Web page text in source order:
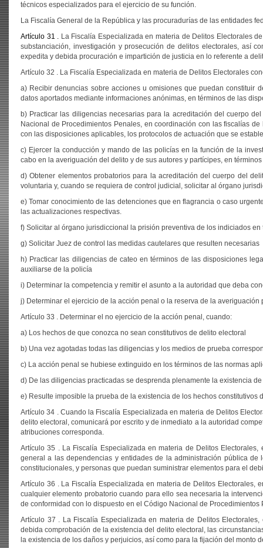
técnicos especializados para el ejercicio de su función.
La Fiscalía General de la República y las procuradurías de las entidades
Artículo 31 . La Fiscalía Especializada en materia de Delitos Electorales
substanciación, investigación y prosecución de delitos electorales, así
expedita y debida procuración e impartición de justicia en lo referente a
Artículo 32 . La Fiscalía Especializada en materia de Delitos Electorales
a) Recibir denuncias sobre acciones u omisiones que puedan constituir
datos aportados mediante informaciones anónimas, en términos de las
b) Practicar las diligencias necesarias para la acreditación del cuerpo
Nacional de Procedimientos Penales, en coordinación con las fiscalías
con las disposiciones aplicables, los protocolos de actuación que se
c) Ejercer la conducción y mando de las policías en la función de la
cabo en la averiguación del delito y de sus autores y partícipes, en
d) Obtener elementos probatorios para la acreditación del cuerpo del
voluntaria y, cuando se requiera de control judicial, solicitar al órgano
e) Tomar conocimiento de las detenciones que en flagrancia o caso
las actualizaciones respectivas.
f) Solicitar al órgano jurisdiccional la prisión preventiva de los indiciados
g) Solicitar Juez de control las medidas cautelares que resulten necesarias
h) Practicar las diligencias de cateo en términos de las disposiciones
auxiliarse de la policía
i) Determinar la competencia y remitir el asunto a la autoridad que deba
j) Determinar el ejercicio de la acción penal o la reserva de la
Artículo 33 . Determinar el no ejercicio de la acción penal, cuando:
a) Los hechos de que conozca no sean constitutivos de delito electoral
b) Una vez agotadas todas las diligencias y los medios de prueba
c) La acción penal se hubiese extinguido en los términos de las normas
d) De las diligencias practicadas se desprenda plenamente la existencia
e) Resulte imposible la prueba de la existencia de los hechos
Artículo 34 . Cuando la Fiscalía Especializada en materia de Delitos
delito electoral, comunicará por escrito y de inmediato a la autoridad
atribuciones corresponda.
Artículo 35 . La Fiscalía Especializada en materia de Delitos
general a las dependencias y entidades de la administración pública
constitucionales, y personas que puedan suministrar elementos para el
Artículo 36 . La Fiscalía Especializada en materia de Delitos Electorales,
cualquier elemento probatorio cuando para ello sea necesaria la
de conformidad con lo dispuesto en el Código Nacional de
Artículo 37 . La Fiscalía Especializada en materia de Delitos
debida comprobación de la existencia del delito electoral, las
la existencia de los daños y perjuicios, así como para la fijación del monto